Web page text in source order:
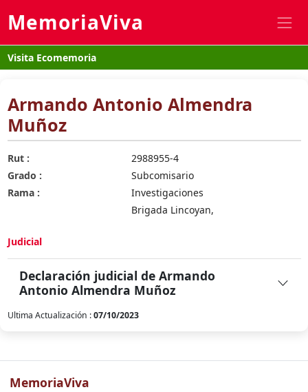
MemoriaViva
Visita Ecomemoria
Armando Antonio Almendra
Muñoz
Rut :
2988955-4
Grado :
Subcomisario
Rama :
Investigaciones
Brigada Lincoyan,
Judicial
Declaración judicial de Armando
Antonio Almendra Muñoz
Ultima Actualización :07/10/2023
MemoriaViva